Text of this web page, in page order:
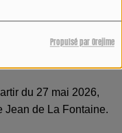
Propulsé par Orejime
jeudi 21 mai 2026
du 27 mai 2026,
Jean de La Fontaine.